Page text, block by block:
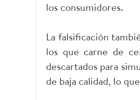
los consumidores.
La falsificación
los que carne de
descartados para
de baja calidad, lo